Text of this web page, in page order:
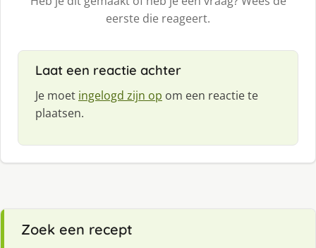
eerste die reageert.
Laat een reactie achter
Je moet ingelogd zijn op om een reactie te
plaatsen.
Zoek een recept